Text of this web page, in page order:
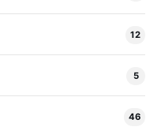
12
5
46